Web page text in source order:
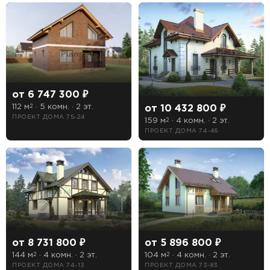
от 6 747 300 ₽
112 м2 · 5 комн. · 2 эт.
ПРОЕКТ ДОМА 75-24
от 10 432 800 ₽
159 м 2 · 4 комн. · 2 эт.
ПРОЕКТ ДОМА 74-46
от 8 731 800 ₽
144 м2 · 4 комн. · 2 эт.
ПРОЕКТ ДОМА 74-13
от 5 896 800 ₽
104 м2 · 4 комн. · 2 эт.
ПРОЕКТ ДОМА 73-83